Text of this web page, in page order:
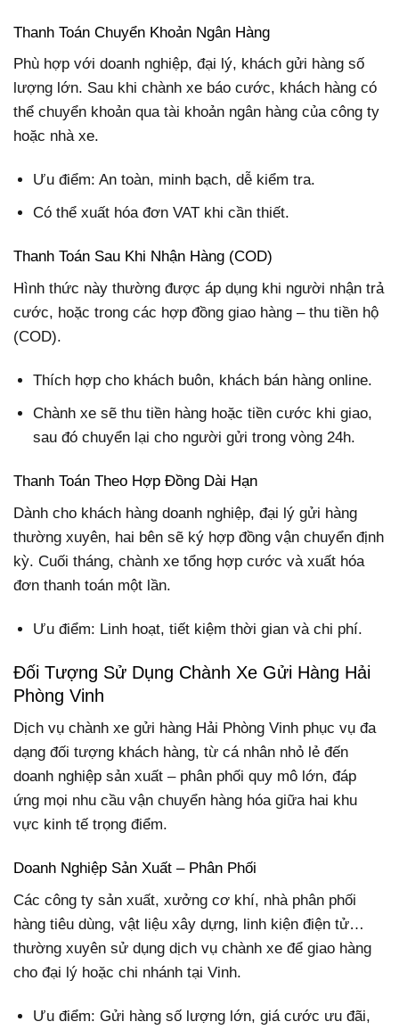
Thanh Toán Chuyển Khoản Ngân Hàng
Phù hợp với doanh nghiệp, đại lý, khách gửi hàng số
lượng lớn. Sau khi chành xe báo cước, khách hàng có
thể chuyển khoản qua tài khoản ngân hàng của công ty
hoặc nhà xe.
Ưu điểm: An toàn, minh bạch, dễ kiểm tra.
Có thể xuất hóa đơn VAT khi cần thiết.
Thanh Toán Sau Khi Nhận Hàng (COD)
Hình thức này thường được áp dụng khi người nhận trả
cước, hoặc trong các hợp đồng giao hàng – thu tiền hộ
(COD).
Thích hợp cho khách buôn, khách bán hàng online.
Chành xe sẽ thu tiền hàng hoặc tiền cước khi giao,
sau đó chuyển lại cho người gửi trong vòng 24h.
Thanh Toán Theo Hợp Đồng Dài Hạn
Dành cho khách hàng doanh nghiệp, đại lý gửi hàng
thường xuyên, hai bên sẽ ký hợp đồng vận chuyển định
kỳ. Cuối tháng, chành xe tổng hợp cước và xuất hóa
đơn thanh toán một lần.
Ưu điểm: Linh hoạt, tiết kiệm thời gian và chi phí.
Đối Tượng Sử Dụng Chành Xe Gửi Hàng Hải
Phòng Vinh
Dịch vụ chành xe gửi hàng Hải Phòng Vinh phục vụ đa
dạng đối tượng khách hàng, từ cá nhân nhỏ lẻ đến
doanh nghiệp sản xuất – phân phối quy mô lớn, đáp
ứng mọi nhu cầu vận chuyển hàng hóa giữa hai khu
vực kinh tế trọng điểm.
Doanh Nghiệp Sản Xuất – Phân Phối
Các công ty sản xuất, xưởng cơ khí, nhà phân phối
hàng tiêu dùng, vật liệu xây dựng, linh kiện điện tử…
thường xuyên sử dụng dịch vụ chành xe để giao hàng
cho đại lý hoặc chi nhánh tại Vinh.
Ưu điểm: Gửi hàng số lượng lớn, giá cước ưu đãi,